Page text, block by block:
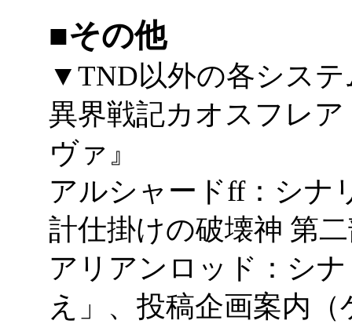
■その他
▼TND以外の各シス
異界戦記カオスフレ
ヴァ』
アルシャードff：シナ
計仕掛けの破壊神 第
アリアンロッド：シ
え」、投稿企画案内